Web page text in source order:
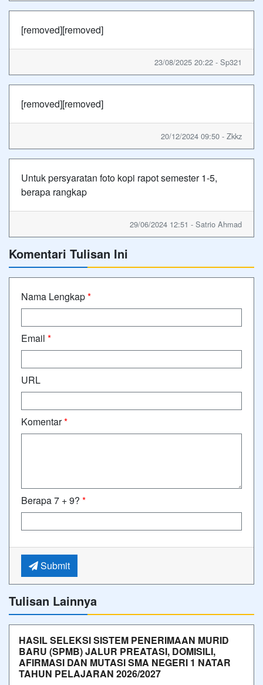
[removed][removed]
23/08/2025 20:22 - Sp321
[removed][removed]
20/12/2024 09:50 - Zkkz
Untuk persyaratan foto kopi rapot semester 1-5,
berapa rangkap
29/06/2024 12:51 - Satrio Ahmad
Komentari Tulisan Ini
Nama Lengkap*
Email *
URL
Komentar*
Berapa 7 + 9? *
Submit
Tulisan Lainnya
HASIL SELEKSI SISTEM PENERIMAAN MURID
BARU (SPMB) JALUR PREATASI, DOMISILI,
AFIRMASI DAN MUTASI SMA NEGERI 1 NATAR
TAHUN PELAJARAN 2026/2027